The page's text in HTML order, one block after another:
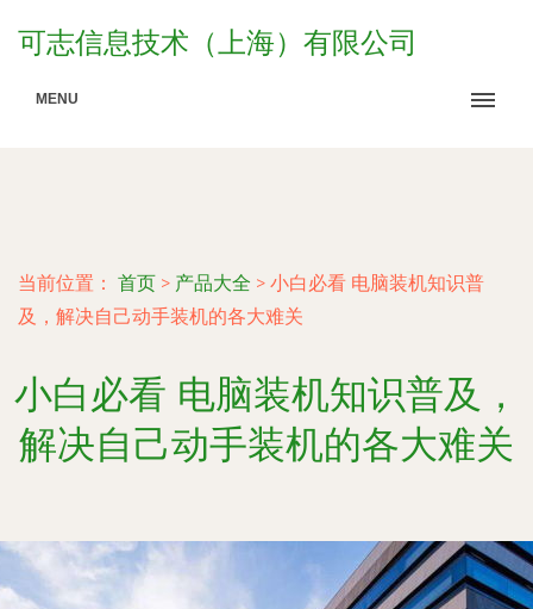
可志信息技术（上海）有限公司
MENU
当前位置： 首页 > 产品大全 > 小白必看 电脑装机知识普
及，解决自己动手装机的各大难关
小白必看 电脑装机知识普及，
解决自己动手装机的各大难关